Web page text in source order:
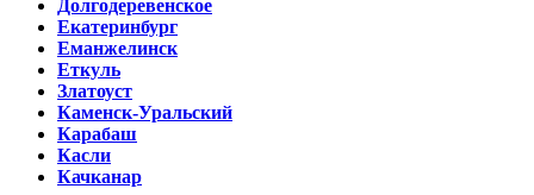
Долгодеревенское
Екатеринбург
Еманжелинск
Еткуль
Златоуст
Каменск-Уральский
Карабаш
Касли
Качканар